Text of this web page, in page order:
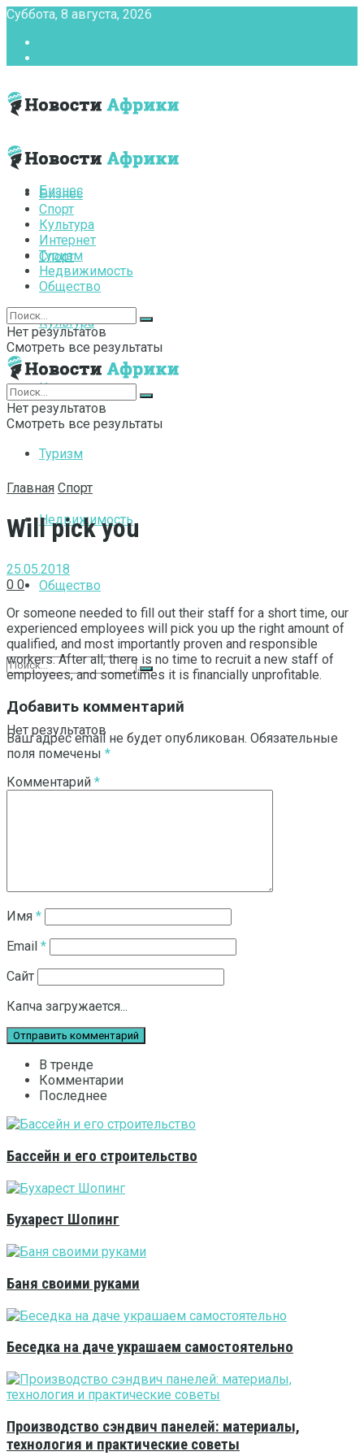
Суббота, 8 августа, 2026
Бизнес
Спорт
Культура
Интернет
Туризм
Недвижимость
Общество
Нет результатов
Смотреть все результаты
Бизнес
Спорт
Культура
Интернет
Туризм
Недвижимость
Общество
Нет результатов
Смотреть все результаты
Нет результатов
Смотреть все результаты
Главная Спорт
Will pick you
25.05.2018
0 0
Or someone needed to fill out their staff for a short time, our
experienced employees will pick you up the right amount of
qualified, and most importantly proven and responsible
workers.After all, there is no time to recruit a new staff of
employees, and sometimes it is financially unprofitable.
Добавить комментарий
Ваш адрес email не будет опубликован. Обязательные
поля помечены *
Комментарий *
Имя *
Email *
Сайт
Капча загружается...
В тренде
Комментарии
Последнее
Бассейн и его строительство
Бухарест Шопинг
Баня своими руками
Беседка на даче украшаем самостоятельно
Производство сэндвич панелей: материалы,
технология и практические советы